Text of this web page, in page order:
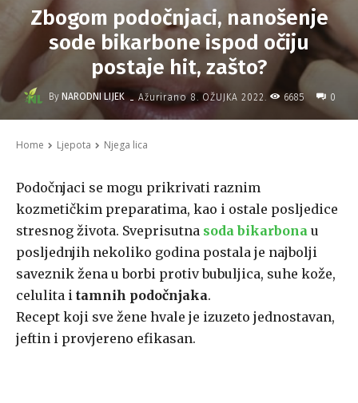
Zbogom podočnjaci, nanošenje
sode bikarbone ispod očiju
postaje hit, zašto?
By NARODNI LIJEK - Ažurirano 8. OŽUJKA 2022. 6685 0
Home Ljepota Njega lica
Podočnjaci se mogu prikrivati raznim
kozmetičkim preparatima, kao i ostale posljedice
stresnog života. Sveprisutna soda bikarbona u
posljednjih nekoliko godina postala je najbolji
saveznik žena u borbi protiv bubuljica, suhe kože,
celulita i tamnih podočnjaka.
Recept koji sve žene hvale je izuzeto jednostavan,
jeftin i provjereno efikasan.